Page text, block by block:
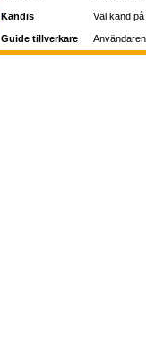
Kändis Väl känd
Guide tillverkare